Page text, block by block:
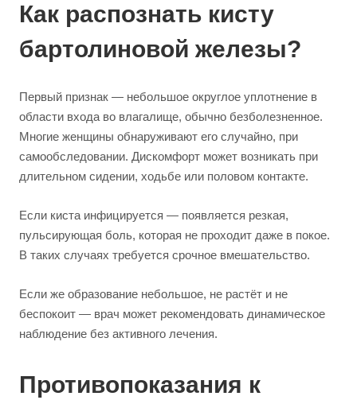
Как распознать кисту
бартолиновой железы?
Первый признак — небольшое округлое уплотнение в
области входа во влагалище, обычно безболезненное.
Многие женщины обнаруживают его случайно, при
самообследовании. Дискомфорт может возникать при
длительном сидении, ходьбе или половом контакте.
Если киста инфицируется — появляется резкая,
пульсирующая боль, которая не проходит даже в покое.
В таких случаях требуется срочное вмешательство.
Если же образование небольшое, не растёт и не
беспокоит — врач может рекомендовать динамическое
наблюдение без активного лечения.
Противопоказания к